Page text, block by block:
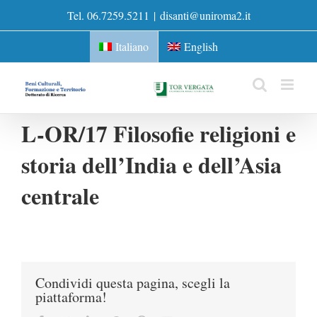
to
Tel. 06.7259.5211 | disanti@uniroma2.it
Italiano English
L-OR/17 Filosofie religioni e
storia dell’India e dell’Asia
centrale
Condividi questa pagina, scegli la
piattaforma!